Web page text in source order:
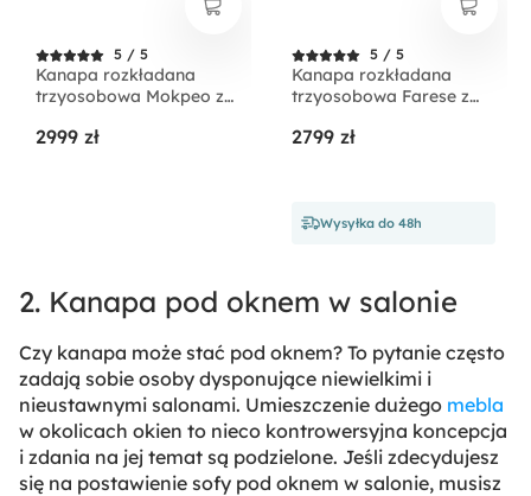
5 / 5
Kanapa rozkładana
trzyosobowa Mokpeo z
welur łatwoczyszczący
2999 zł
5 / 5
Kanapa rozkładana
trzyosobowa Farese z
sztruks
2799 zł
Wysyłka do 48h
2. Kanapa pod oknem w salonie
Czy kanapa może stać pod oknem? To pytanie często
zadają sobie osoby dysponujące niewielkimi i
nieustawnymi salonami. Umieszczenie dużego mebla
w okolicach okien to nieco kontrowersyjna koncepcja
i zdania na jej temat są podzielone. Jeśli zdecydujesz
się na postawienie sofy pod oknem w salonie, musisz